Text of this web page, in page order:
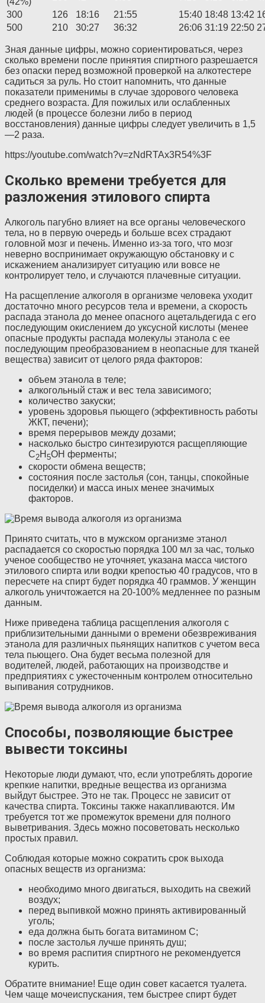
300
126 18:16 21:55 15:40 18:48 13:42
500
210 30:27 36:32 26:06 31:19 22:50
Зная данные цифры, можно сориентироваться, через
сколько времени после принятия спиртного разрешается
без опаски перед возможной проверкой на алкотестере
садиться за руль. Но стоит напомнить, что данные
показатели применимы в случае здорового человека
среднего возраста. Для пожилых или ослабленных
людей (в процессе болезни либо в период
восстановления) данные цифры следует увеличить в 1,5
—2 раза.
https://youtube.com/watch?v=zNdRTAx3R54%3F
Сколько времени требуется для
разложения этилового спирта
Алкоголь пагубно влияет на все органы человеческого
тела, но в первую очередь и больше всех страдают
головной мозг и печень. Именно из-за того, что мозг
неверно воспринимает окружающую обстановку и с
искажением анализирует ситуацию или вовсе не
контролирует тело, и случаются плачевные ситуации.
На расщепление алкоголя в организме человека уходит
достаточно много ресурсов тела и времени, а скорость
распада этанола до менее опасного ацетальдегида с его
последующим окислением до уксусной кислоты (менее
опасные продукты распада молекулы этанола с ее
последующим преобразованием в неопасные для тканей
вещества) зависит от целого ряда факторов:
объем этанола в теле;
алкогольный стаж и вес тела зависимого;
количество закуски;
уровень здоровья пьющего (эффективность работы
ЖКТ, печени);
время перерывов между дозами;
насколько быстро синтезируются расщепляющие
C2H 5OH ферменты;
скорости обмена веществ;
состояния после застолья (сон, танцы, спокойные
посиделки) и масса иных менее значимых
факторов.
Принято считать, что в мужском организме этанол
распадается со скоростью порядка 100 мл за час, только
ученое сообщество не уточняет, указана масса чистого
этилового спирта или водки крепостью 40 градусов, что в
пересчете на спирт будет порядка 40 граммов. У женщин
алкоголь уничтожается на 20-100% медленнее по разным
данным.
Ниже приведена таблица расщепления алкоголя с
приблизительными данными о времени обезвреживания
этанола для различных пьянящих напитков с учетом веса
тела пьющего. Она будет весьма полезной для
водителей, людей, работающих на производстве и
предприятиях с ужесточенным контролем относительно
выпивания сотрудников.
Способы, позволяющие быстрее
вывести токсины
Некоторые люди думают, что, если употреблять дорогие
крепкие напитки, вредные вещества из организма
выйдут быстрее. Это не так. Процесс не зависит от
качества спирта. Токсины также накапливаются. Им
требуется тот же промежуток времени для полного
выветривания. Здесь можно посоветовать несколько
простых правил.
Соблюдая которые можно сократить срок выхода
опасных веществ из организма:
необходимо много двигаться, выходить на свежий
воздух;
перед выпивкой можно принять активированный
уголь;
еда должна быть богата витамином С;
после застолья лучше принять душ;
во время распития спиртного не рекомендуется
курить.
Обратите внимание! Еще один совет касается туалета.
Чем чаще мочеиспускания, тем быстрее спирт будет